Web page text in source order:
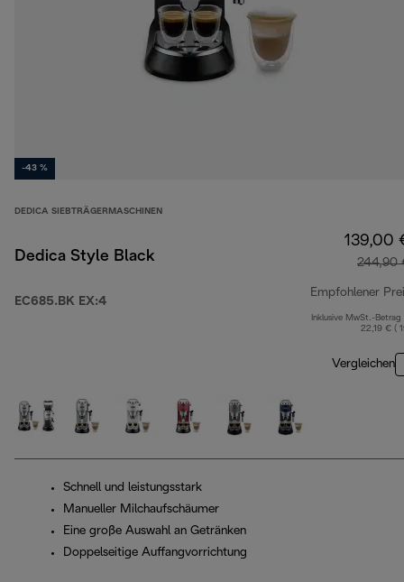
-43 %
DEDICA SIEBTRÄGERMASCHINEN
Dedica Style Black
EC685.BK EX:4
139,00
244,90
Empfohlener
Inklusive MwSt.-Betrag
22,19 € (
Vergleichen
Schnell und leistungsstark
Manueller Milchaufschäumer
Eine große Auswahl an Getränken
Doppelseitige Auffangvorrichtung